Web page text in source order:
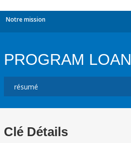
Notre mission
PROGRAM LOAN
Clé Détails